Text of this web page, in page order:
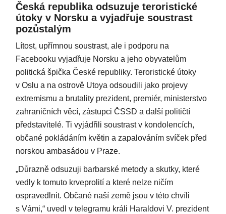
Česká republika odsuzuje teroristické
útoky v Norsku a vyjadřuje soustrast
pozůstalým
Lítost, upřímnou soustrast, ale i podporu na
Facebooku vyjadřuje Norsku a jeho obyvatelům
politická špička České republiky. Teroristické útoky
v Oslu a na ostrově Utoya odsoudili jako projevy
extremismu a brutality prezident, premiér, ministerstvo
zahraničních věcí, zástupci ČSSD a další političtí
představitelé. Ti vyjádřili soustrast v kondolencích,
občané pokládáním květin a zapalováním svíček před
norskou ambasádou v Praze.
„Důrazně odsuzuji barbarské metody a skutky, které
vedly k tomuto krveprolití a které nelze ničím
ospravedlnit. Občané naší země jsou v této chvíli
s Vámi,“ uvedl v telegramu králi Haraldovi V. prezident